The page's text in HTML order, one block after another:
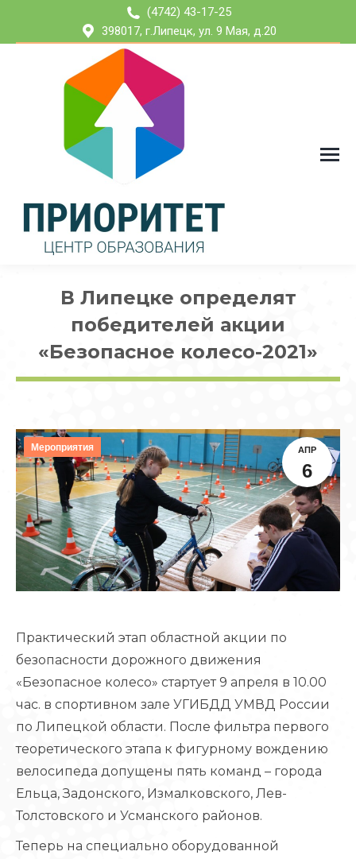
(4742) 43-17-25
398017, г.Липецк, ул. 9 Мая, д.20
В Липецке определят
победителей акции
«Безопасное колесо-2021»
АПР
6
Мероприятия
Практический этап областной акции по
безопасности дорожного движения
«Безопасное колесо» стартует 9 апреля в 10.00
час. в спортивном зале УГИБДД УМВД России
по Липецкой области. После фильтра первого
теоретического этапа к фигурному вождению
велосипеда допущены пять команд – города
Ельца, Задонского, Измалковского, Лев-
Толстовского и Усманского районов.
Теперь на специально оборудованной